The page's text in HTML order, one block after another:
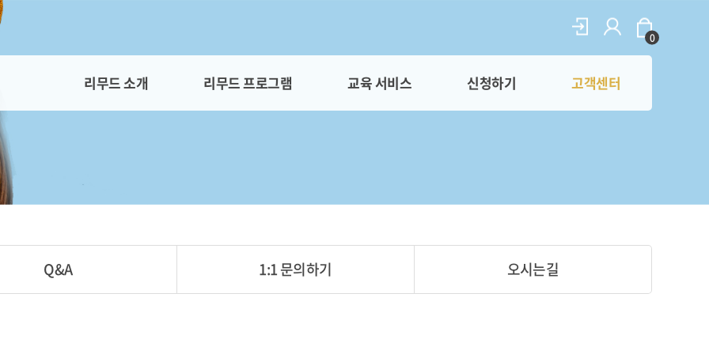
0
리무드 소개 리무드 프로그램 교육 서비스 신청하기 고객센터
Q&A 1:1 문의하기 오시는길